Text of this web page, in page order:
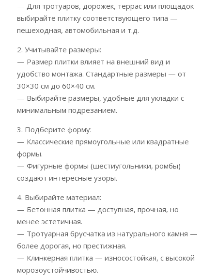
— Для тротуаров, дорожек, террас или площадок
выбирайте плитку соответствующего типа —
пешеходная, автомобильная и т.д.
2. Учитывайте размеры:
— Размер плитки влияет на внешний вид и
удобство монтажа. Стандартные размеры — от
30×30 см до 60×40 см.
— Выбирайте размеры, удобные для укладки с
минимальным подрезанием.
3. Подберите форму:
— Классические прямоугольные или квадратные
формы.
— Фигурные формы (шестиугольники, ромбы)
создают интересные узоры.
4. Выбирайте материал:
— Бетонная плитка — доступная, прочная, но
менее эстетичная.
— Тротуарная брусчатка из натурального камня —
более дорогая, но престижная.
— Клинкерная плитка — износостойкая, с высокой
морозоустойчивостью.